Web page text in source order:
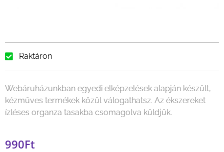
Raktáron
Webáruházunkban egyedi elképzelések alapján készült,
kézműves termékek közül válogathatsz. Az ékszereket
ízléses organza tasakba csomagolva küldjük.
990Ft